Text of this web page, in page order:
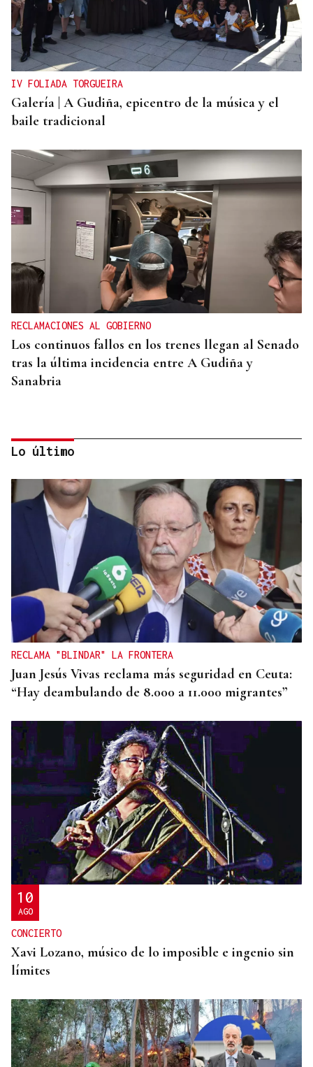
IV FOLIADA TORGUEIRA
Galería | A Gudiña, epicentro de la música y el
baile tradicional
RECLAMACIONES AL GOBIERNO
Los continuos fallos en los trenes llegan al Senado
tras la última incidencia entre A Gudiña y
Sanabria
CUARTA EDICIÓN
Música, artesanía y baile en la cuarta Foliada
Torgueira de A Gudiña
Lo último
RECLAMA "BLINDAR" LA FRONTERA
Juan Jesús Vivas reclama más seguridad en Ceuta:
“Hay deambulando de 8.000 a 11.000 migrantes”
10
AGO
CONCIERTO
Xavi Lozano, músico de lo imposible e ingenio sin
límites